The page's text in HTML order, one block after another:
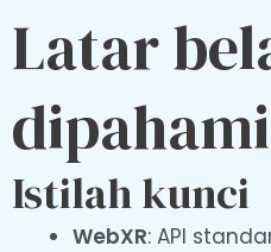
Latar
dipahami
Istilah kunci
WebXR: API